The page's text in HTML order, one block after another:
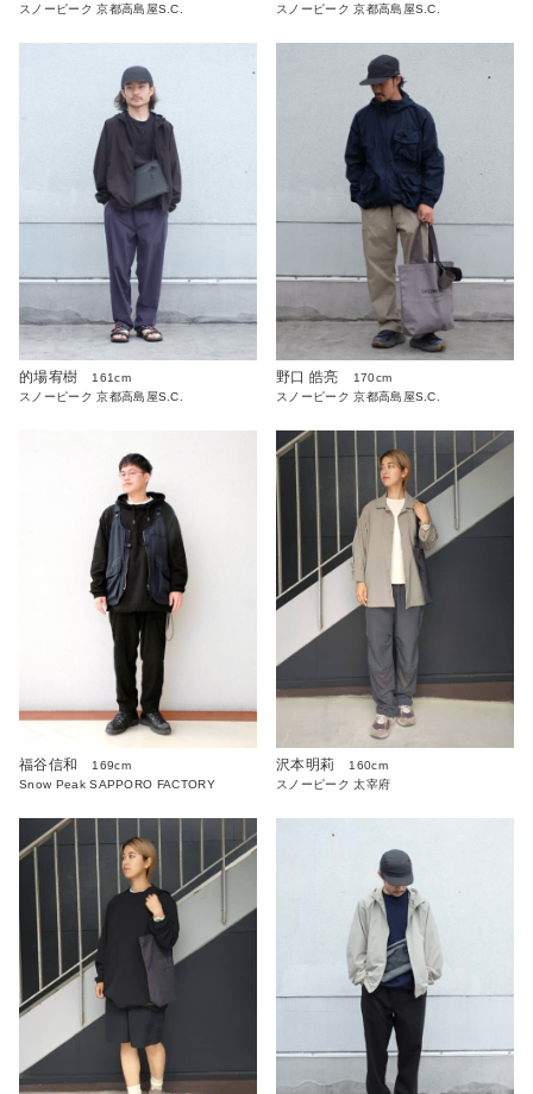
スノーピーク 京都高島屋S.C.
スノーピーク 京都高島屋S.C.
的場宥樹
161cm
スノーピーク 京都高島屋S.C.
野口 皓亮
170cm
スノーピーク 京都高島屋S.C.
福谷信和
169cm
Snow Peak SAPPORO FACTORY
沢本明莉
160cm
スノーピーク 太宰府